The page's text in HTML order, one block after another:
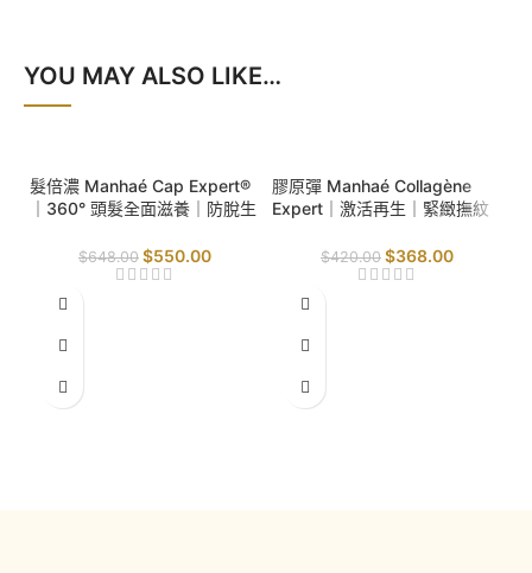
YOU MAY ALSO LIKE…
髮倍濃 Manhaé Cap Expert®
｜360° 頭髮全面滋養｜防脫生
$648.00 $550.00
膠原彈 Manhaé Collagène
Expert｜激活再生｜緊緻撫紋
$420.00 $368.00